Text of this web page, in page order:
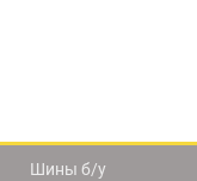
Шины б/у